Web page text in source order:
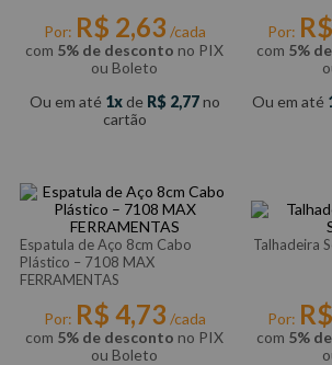
Por: R$ 2,63 /cada
com 5% de desconto no PIX
ou Boleto
Ou em até 1 de R$ 2,77no
cartão
Por: R$
com 5%
Ou em até
Espatula de Aço 8cm Cabo
Plástico – 7108 MAX
FERRAMENTAS
Por: R$ 4,73 /cada
com 5% de desconto no PIX
ou Boleto
Talhadeira
Por: R$
com 5%